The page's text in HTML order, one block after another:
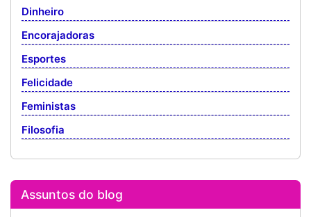
Dinheiro
Encorajadoras
Esportes
Felicidade
Feministas
Filosofia
Assuntos do blog